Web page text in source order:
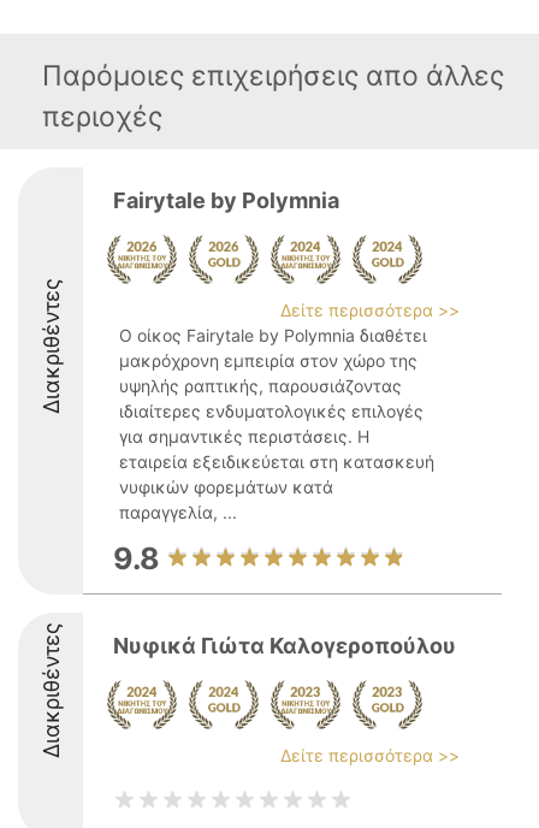
Παρόμοιες επιχειρήσεις απο άλλες
περιοχές
Διακριθέντες
Fairytale by Polymnia
Δείτε περισσότερα >>
Ο οίκος Fairytale by Polymnia διαθέτει
μακρόχρονη εμπειρία στον χώρο της
υψηλής ραπτικής, παρουσιάζοντας
ιδιαίτερες ενδυματολογικές επιλογές
για σημαντικές περιστάσεις. Η
εταιρεία εξειδικεύεται στη κατασκευή
νυφικών φορεμάτων κατά
παραγγελία, ...
9.8
Διακριθέντες Νυφικά Γιώτα Καλογεροπούλου
Δείτε περισσότερα >>